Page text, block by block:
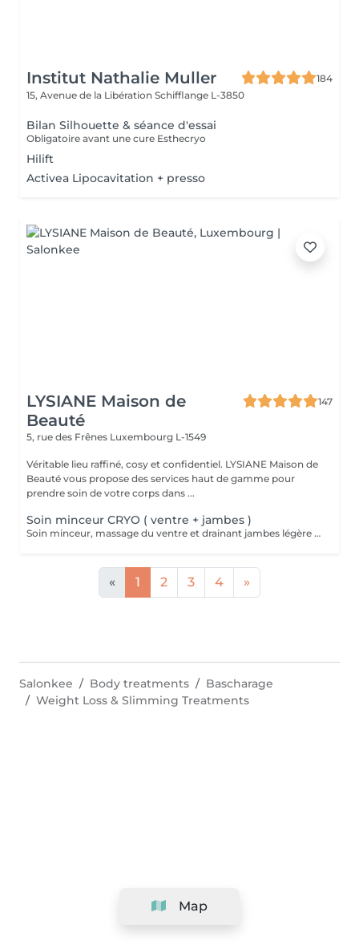
Institut Nathalie Muller
184
15, Avenue de la Libération Schifflange L-3850
Bilan Silhouette & séance d'essai
Obligatoire avant une cure Esthecryo
Hilift
Activea Lipocavitation + presso
LYSIANE Maison de
Beauté
147
5, rue des Frênes Luxembourg L-1549
Véritable lieu raffiné, cosy et confidentiel. LYSIANE Maison de
Beauté vous propose des services haut de gamme pour
prendre soin de votre corps dans ...
Soin minceur CRYO ( ventre + jambes )
Soin minceur, massage du ventre et drainant jambes légère associé a un enveloppement bandes / liquide CRYO pour un effet raffermissant +++
« 1 2 3 4 »
Map
Salonkee Body treatments
Bascharage
Weight Loss & Slimming Treatments